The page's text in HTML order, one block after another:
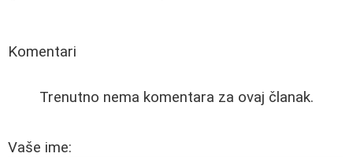
Komentari
Trenutno nema komentara za ovaj članak.
Vaše ime: